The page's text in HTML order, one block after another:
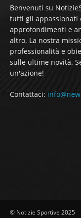
Benvenuti su
tutti gli appassionati
approfondimenti e
altro. La nostra
professionalità e
sulle ultime novità.
un'azione!
Contattaci:
© Notizie Sportive 2025